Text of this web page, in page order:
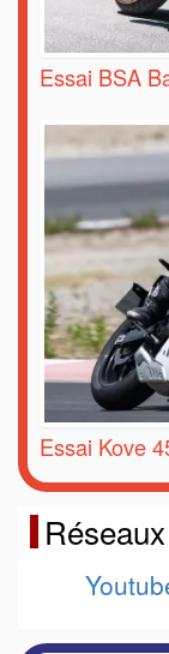
Essai BSA
Essai Kove